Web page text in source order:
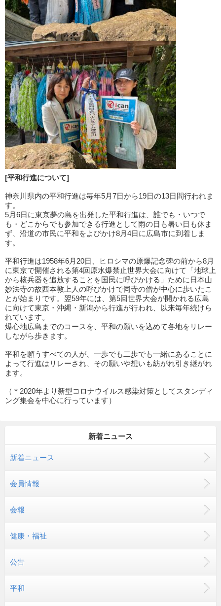
[平和行進について]
神奈川県内の平和行進は毎年5月7日から19日の13日間行われま
す。
5月6日に東京夢の島を出発した平和行進は、誰でも・いつで
も・どこからでも参加できる行進として雨の日も暑い日も休ま
ず、沿道の市民に平和をよびかけ8月4日に広島市に到着しま
す。
平和行進は1958年6月20日、ヒロシマの原爆記念碑の前から8月
に東京で開催される第4回原水爆禁止世界大会に向けて「地球上
から核兵器を追放することを国民に呼びかける」ために日本山
妙法寺の故西本敦上人の呼びかけで同寺の僧が中心に歩いたこ
とが始まりです。翌59年には、第5回世界大会が開かれる広島
に向けて東京・沖縄・新潟から行進が行われ、以来毎年続けら
れています。
爆心地広島までのコースを、平和の願いを込めて各地をリレー
しながら歩きます。
平和を願うすべての人が、一歩でも二歩でも一緒にあることに
よって行進はリレーされ、その願いや想いも紡がれ引き継がれ
ます。
（＊2020年より新型コロナウイルス感染対策としてスタンディ
ング集会を中心に行っています）
新着ニュース
新着ニュース
会員情報
会報
健康・福祉
公告
平和